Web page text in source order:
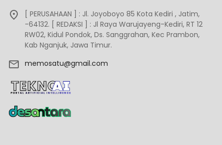
[ PERUSAHAAN ] : Jl. Joyoboyo 85 Kota Kediri , Jatim,
-64132. [ REDAKSI ] : Jl Raya Warujayeng-Kediri, RT 12
RW02, Kidul Pondok, Ds. Sanggrahan, Kec Prambon,
Kab Nganjuk, Jawa Timur.
memosatu@gmail.com